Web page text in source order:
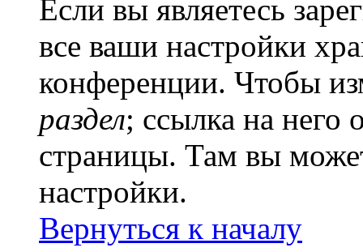
Если вы являетесь
все ваши настройки
конференции. Чтобы
раздел; ссылка на него
страницы. Там вы
настройки.
Вернуться к началу